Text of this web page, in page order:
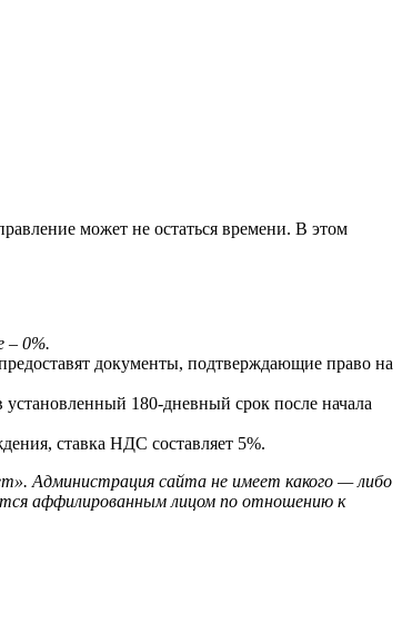
может не остаться времени. В этом
– 0%.
документы, подтверждающие право на
180-дневный срок после начала
ставка НДС составляет 5%.
Администрация сайта не имеет какого — либо
аффилированным лицом по отношению к